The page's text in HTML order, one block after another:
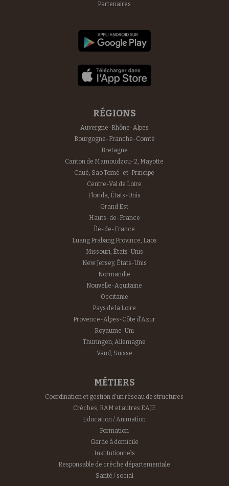
Partenaires
RÉGIONS
Auvergne-Rhône-Alpes
Bourgogne-Franche-Comté
Bretagne
Canton de Mamoudzou-2, Mayotte
Caué, Sao Tomé-et-Principe
Centre-Val de Loire
Florida, États-Unis
Grand Est
Hauts-de-France
Île-de-France
Luang Prabang Province, Laos
Missouri, États-Unis
New Jersey, États-Unis
Normandie
Nouvelle-Aquitaine
Occitanie
Pays de la Loire
Provence-Alpes-Côte d'Azur
Royaume-Uni
Thüringen, Allemagne
Vaud, Suisse
MÉTIERS
Coordination et gestion d'un réseau de structures
Crèches, RAM et autres EAJE
Education / Animation
Formation
Garde à domicile
Institutionnels
Responsable de crèche départementale
Santé / social